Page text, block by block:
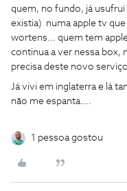
quem, no fundo, já
existia) numa apple tv
wortens… quem tem
continua a ver nessa box,
precisa deste novo
Já vivi em inglaterra e lá
não me espanta….
1 pessoa gostou